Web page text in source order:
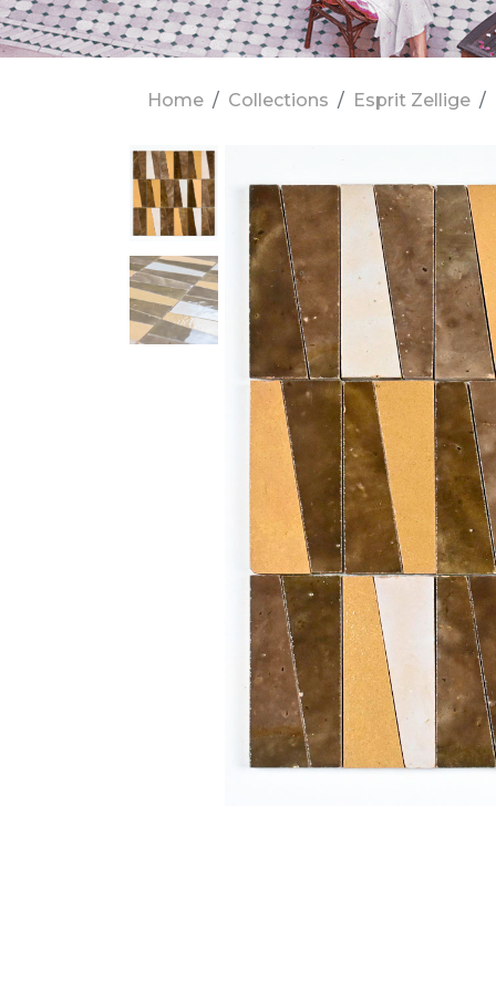
Home Collections Esprit Zellige